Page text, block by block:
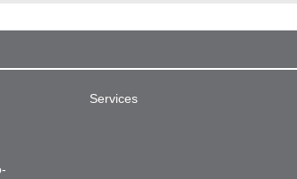
Services